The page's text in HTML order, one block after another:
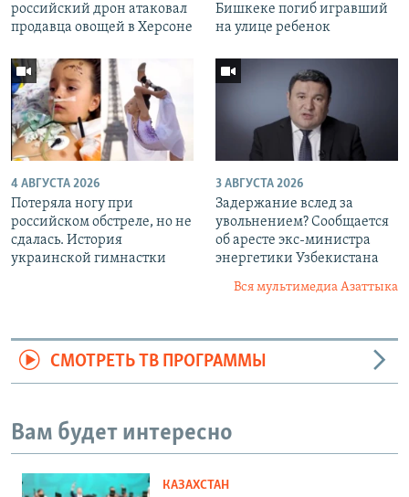
российский дрон атаковал
продавца овощей в Херсоне
Бишкеке погиб игравший
на улице ребенок
4 АВГУСТА 2026
Потеряла ногу при
российском обстреле, но не
сдалась. История
украинской гимнастки
3 АВГУСТА 2026
Задержание вслед за
увольнением? Сообщается
об аресте экс-министра
энергетики Узбекистана
Вся мультимедиа Азаттыка
СМОТРЕТЬ ТВ ПРОГРАММЫ
Вам будет интересно
КАЗАХСТАН